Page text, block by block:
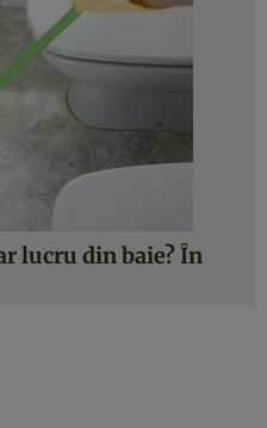
lucru din baie? În